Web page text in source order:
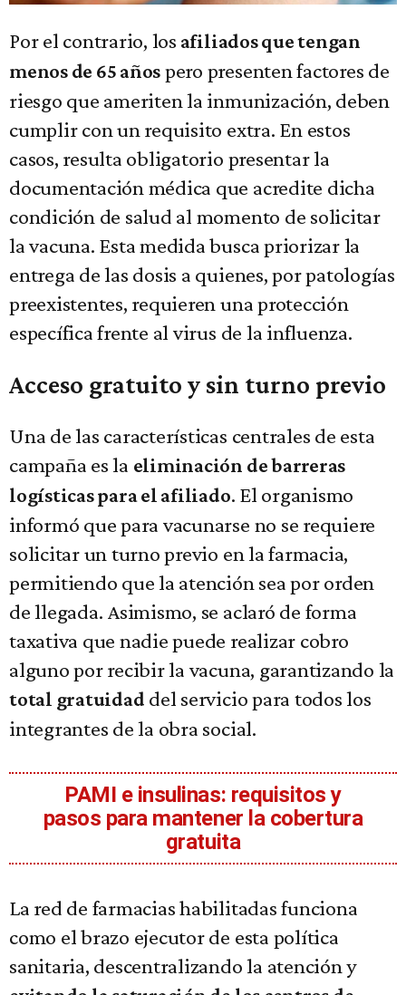
Por el contrario, los afiliados que tengan
menos de 65 años pero presenten factores de
riesgo que ameriten la inmunización, deben
cumplir con un requisito extra. En estos
casos, resulta obligatorio presentar la
documentación médica que acredite dicha
condición de salud al momento de solicitar
la vacuna. Esta medida busca priorizar la
entrega de las dosis a quienes, por patologías
preexistentes, requieren una protección
específica frente al virus de la influenza.
Acceso gratuito y sin turno previo
Una de las características centrales de esta
campaña es la eliminación de barreras
logísticas para el afiliado. El organismo
informó que para vacunarse no se requiere
solicitar un turno previo en la farmacia,
permitiendo que la atención sea por orden
de llegada. Asimismo, se aclaró de forma
taxativa que nadie puede realizar cobro
alguno por recibir la vacuna, garantizando la
total gratuidad del servicio para todos los
integrantes de la obra social.
PAMI e insulinas: requisitos y
pasos para mantener la cobertura
gratuita
La red de farmacias habilitadas funciona
como el brazo ejecutor de esta política
sanitaria, descentralizando la atención y